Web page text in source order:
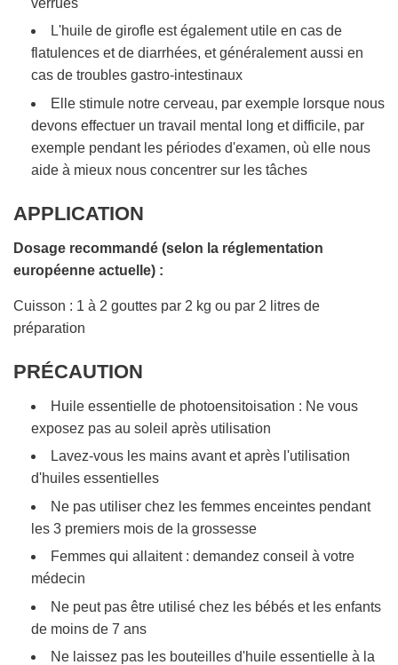
verrues
L'huile de girofle est également utile en cas de
flatulences et de diarrhées, et généralement aussi en
cas de troubles gastro-intestinaux
Elle stimule notre cerveau, par exemple lorsque nous
devons effectuer un travail mental long et difficile, par
exemple pendant les périodes d'examen, où elle nous
aide à mieux nous concentrer sur les tâches
APPLICATION
Dosage recommandé (selon la réglementation
européenne actuelle) :
Cuisson : 1 à 2 gouttes par 2 kg ou par 2 litres de
préparation
PRÉCAUTION
Huile essentielle de photoensitoisation : Ne vous
exposez pas au soleil après utilisation
Lavez-vous les mains avant et après l'utilisation
d'huiles essentielles
Ne pas utiliser chez les femmes enceintes pendant
les 3 premiers mois de la grossesse
Femmes qui allaitent : demandez conseil à votre
médecin
Ne peut pas être utilisé chez les bébés et les enfants
de moins de 7 ans
Ne laissez pas les bouteilles d'huile essentielle à la